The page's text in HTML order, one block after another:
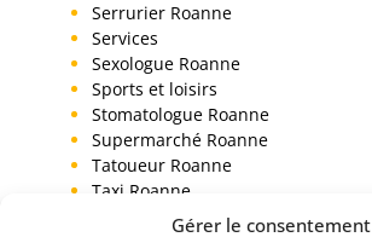
Gérer le consentement
Serrurier Roanne
Services
Sexologue Roanne
Sports et loisirs
Stomatologue Roanne
Supermarché Roanne
Tatoueur Roanne
Taxi Roanne
Toiletteur chien Roanne